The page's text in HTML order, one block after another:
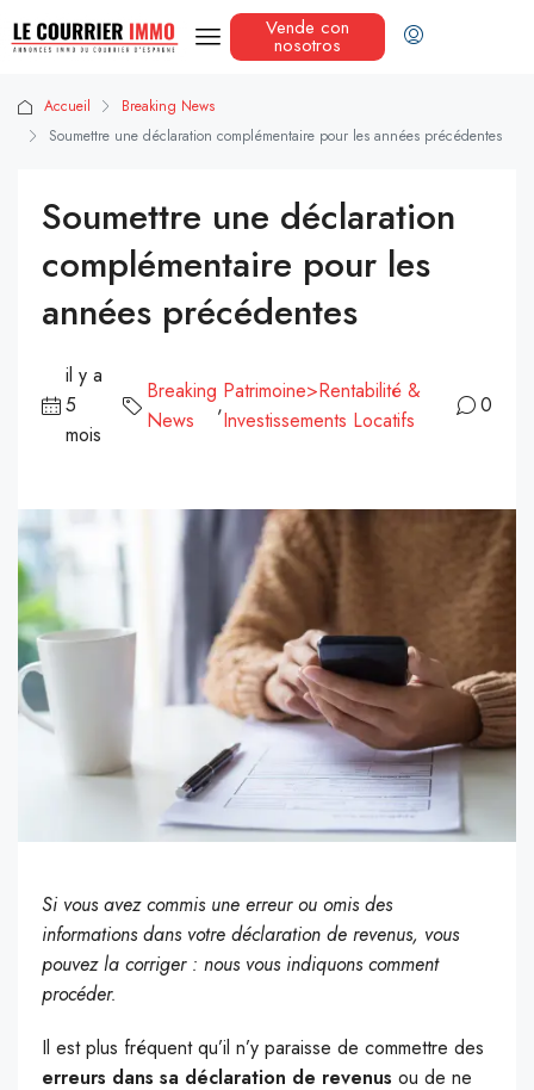
Vende con
nosotros
Accueil
Breaking News
Soumettre une déclaration complémentaire pour les années précédentes
Soumettre une déclaration
complémentaire pour les
années précédentes
il y a
5
mois
Breaking
News
,
Patrimoine>Rentabilité &
Investissements Locatifs
0
Si vous avez commis une erreur ou omis des
informations dans votre déclaration de revenus, vous
pouvez la corriger : nous vous indiquons comment
procéder.
Il est plus fréquent qu’il n’y paraisse de commettre des
erreurs dans sa déclaration de revenus ou de ne